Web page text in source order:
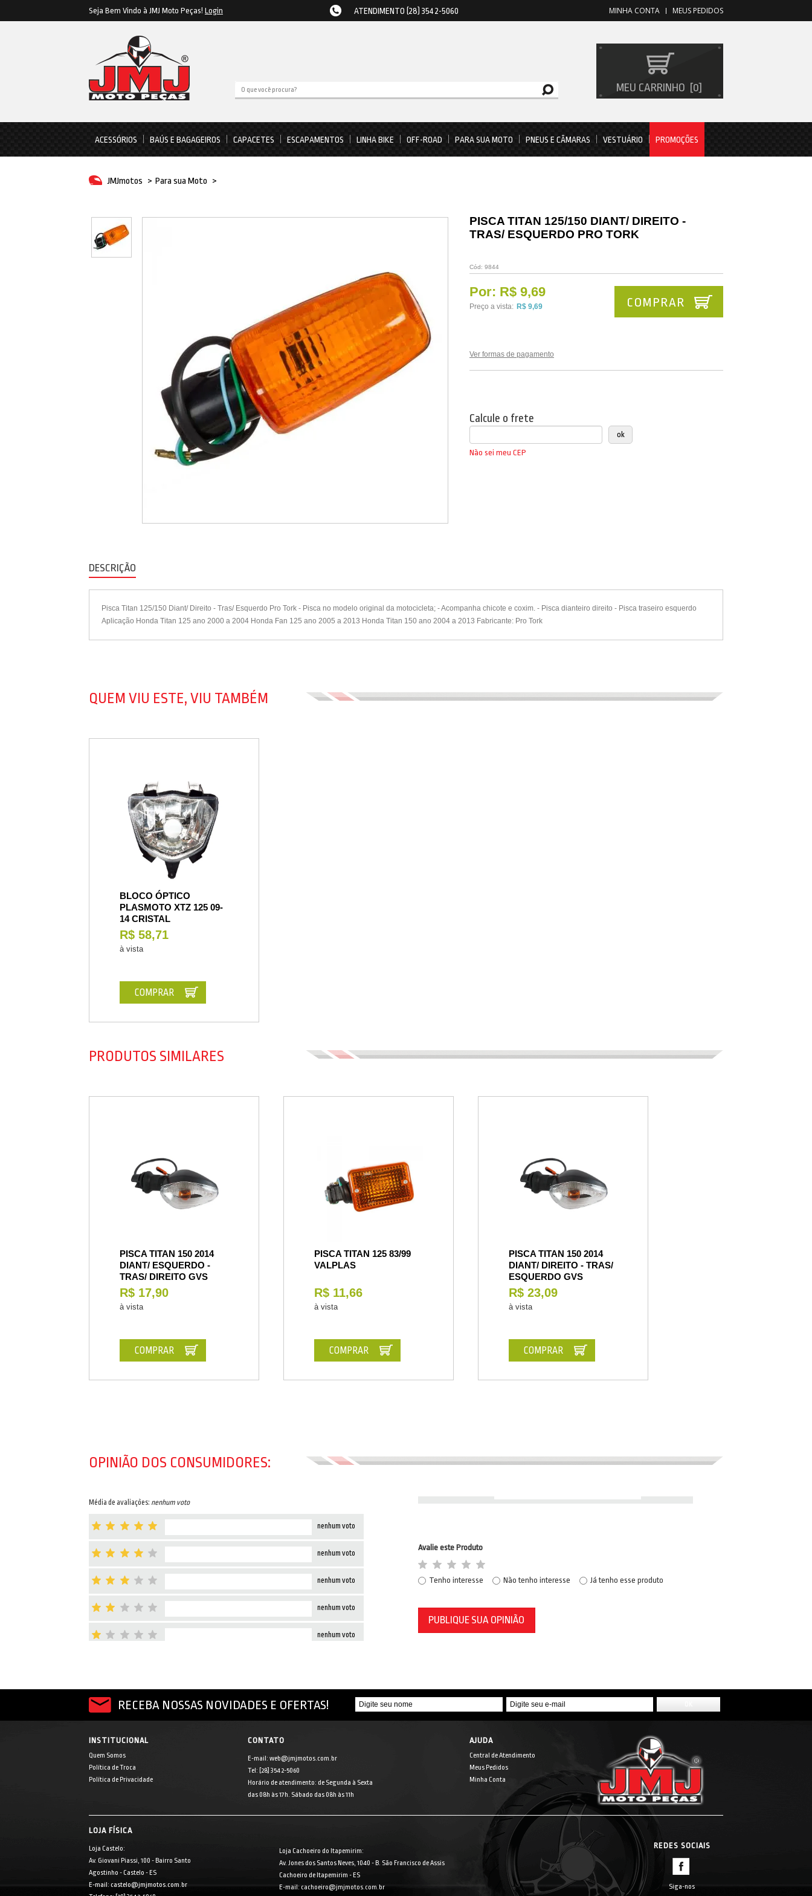
Seja Bem Vindo à JMJ Moto Peças! Login ATENDIMENTO (28) 3542-5060 MEUS PEDIDOS
MINHA CONTA
MEU CARRINHO 0
ACESSÓRIOS BAÚS E BAGAGEIROS CAPACETES ESCAPAMENTOS LINHA BIKE OFF-ROAD PARA SUA MOTO PNEUS E CÂMARAS VESTUÁRIO PROMOÇÕES
JMJmotos > Para sua Moto >
PISCA TITAN 125/150 DIANT/ DIREITO -
TRAS/ ESQUERDO PRO TORK
Cód: 9844
Por: R$ 9,69
Preço a vista: R$ 9,69
Ver formas de pagamento
COMPRAR
Calcule o frete
Não sei meu CEP
DESCRIÇÃO
Pisca Titan 125/150 Diant/ Direito - Tras/ Esquerdo Pro Tork - Pisca no modelo original da motocicleta; - Acompanha chicote e coxim. - Pisca dianteiro direito - Pisca traseiro esquerdo
Aplicação Honda Titan 125 ano 2000 a 2004 Honda Fan 125 ano 2005 a 2013 Honda Titan 150 ano 2004 a 2013 Fabricante: Pro Tork
QUEM VIU ESTE, VIU TAMBÉM
BLOCO ÓPTICO
PLASMOTO XTZ 125 09-
14 CRISTAL
R$ 58,71
à vista
COMPRAR
PRODUTOS SIMILARES
PISCA TITAN 150 2014
DIANT/ ESQUERDO -
TRAS/ DIREITO GVS
R$ 17,90
à vista
COMPRAR
PISCA TITAN 125 83/99
VALPLAS
R$ 11,66
à vista
COMPRAR
PISCA TITAN 150 2014
DIANT/ DIREITO - TRAS/
ESQUERDO GVS
R$ 23,09
à vista
COMPRAR
OPINIÃO DOS CONSUMIDORES:
Média de avaliações: nenhum voto
nenhum voto
nenhum voto
nenhum voto
nenhum voto
nenhum voto
Avalie este Produto
Tenho interesse Não tenho interesse Já tenho esse produto
PUBLIQUE SUA OPINIÃO
RECEBA NOSSAS NOVIDADES E OFERTAS!
INSTITUCIONAL
Quem Somos
Política de Troca
Política de Privacidade
CONTATO
E-mail: web@jmjmotos.com.br
Tel: [28] 3542-5060
Horário de atendimento: de Segunda à Sexta
das 08h às 17h. Sábado das 08h às 11h
AJUDA
Central de Atendimento
Meus Pedidos
Minha Conta
LOJA FÍSICA
Loja Castelo:
Av. Giovani Piassi, 100 - Bairro Santo
Agostinho - Castelo - ES
E-mail: castelo@jmjmotos.com.br
Loja Cachoeiro do Itapemirim:
Av. Jones dos Santos Neves, 1040 - B. São Francisco de Assis
Cachoeiro de Itapemirim - ES
E-mail: cachoeiro@jmjmotos.com.br
REDES SOCIAIS
Siga-nos